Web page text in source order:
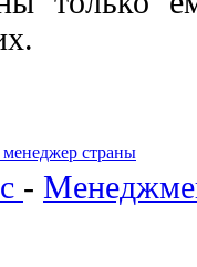
страны
-